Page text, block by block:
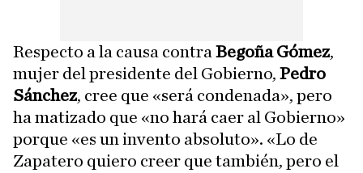
Respecto a la causa contra Begoña Gómez,
mujer del presidente del Gobierno, Pedro
Sánchez, cree que «será condenada», pero
ha matizado que «no hará caer al Gobierno»
porque «es un invento absoluto». «Lo de
Zapatero quiero creer que también, pero el